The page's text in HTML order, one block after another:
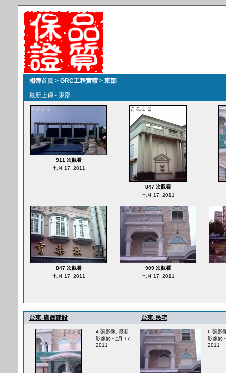
相簿首頁 > GRC工程實積 > 東部
最新上傳 - 東部
911 次觀看
七月 17, 2011
847 次觀看
七月 17, 2011
847 次觀看
七月 17, 2011
909 次觀看
七月 17, 2011
台東-廣晟建設
4 張影像, 最新
影像於 七月 17,
2011
台東-民宅
6 張影
影像於
2011